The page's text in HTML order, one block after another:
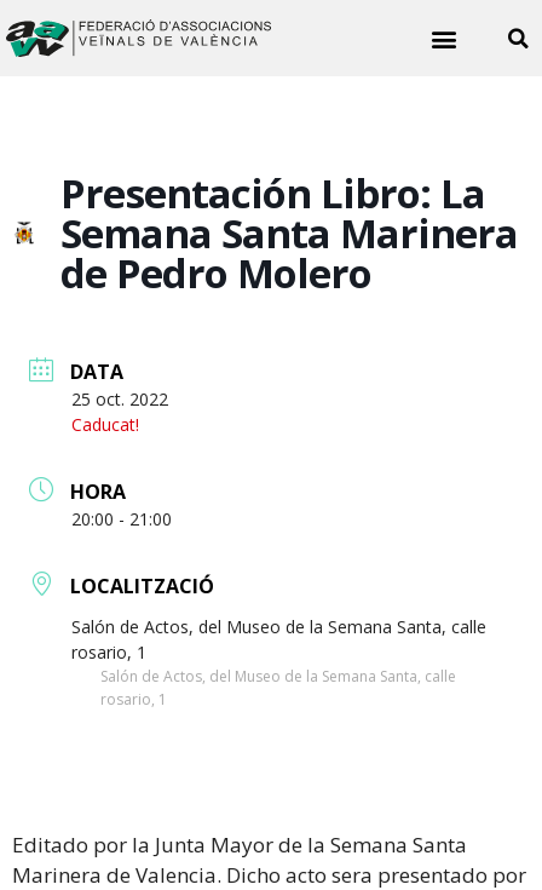
Presentación Libro: La
Semana Santa Marinera
de Pedro Molero
DATA
25 oct. 2022
Caducat!
HORA
20:00 - 21:00
LOCALITZACIÓ
Salón de Actos, del Museo de la Semana Santa, calle
rosario, 1
Salón de Actos, del Museo de la Semana Santa, calle
rosario, 1
Editado por la Junta Mayor de la Semana Santa
Marinera de Valencia. Dicho acto sera presentado por